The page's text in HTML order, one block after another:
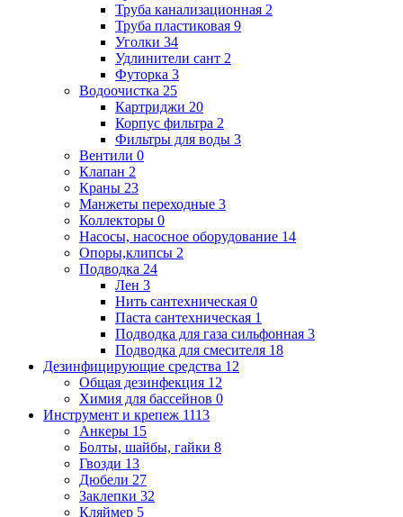
Труба канализационная 2
Труба пластиковая 9
Уголки 34
Удлинители сант 2
Футорка 3
Водоочистка 25
Картриджи 20
Корпус фильтра 2
Фильтры для воды 3
Вентили 0
Клапан 2
Краны 23
Манжеты переходные 3
Коллекторы 0
Насосы, насосное оборудование 14
Опоры,клипсы 2
Подводка 24
Лен 3
Нить сантехническая 0
Паста сантехническая 1
Подводка для газа сильфонная 3
Подводка для смесителя 18
Дезинфицирующие средства 12
Общая дезинфекция 12
Химия для бассейнов 0
Инструмент и крепеж 1113
Анкеры 15
Болты, шайбы, гайки 8
Гвозди 13
Дюбели 27
Заклепки 32
Кляймер 5